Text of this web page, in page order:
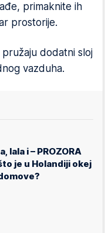
primaknite ih
prostorije.
dodatni sloj
vazduha.
lala i – PROZORA
je u Holandiji okej